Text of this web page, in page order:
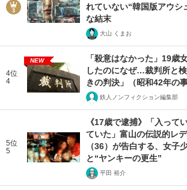
れていない“韓国版アウシ
な結末
大山 くまお
4位
4
NEW
「殺意はなかった」19歳
したのになぜ…裁判所と
きの判決」（昭和42年の事
鉄人ノンフィクション編集部
5位
5
《17歳で逮捕》「入って
ていた」富山の伝説的レ
（36）が告白する、女子
と“ヤンキーの更生”
平田 裕介